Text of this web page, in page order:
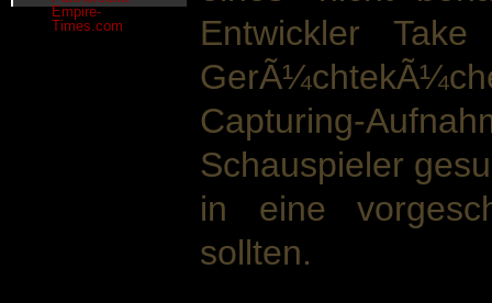
Entwickler
Capturing-
Schauspieler
in eine
sollten.